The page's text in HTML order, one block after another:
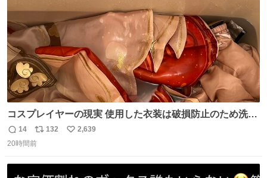
コスプレイヤーの現実 使用した衣装は破損防止のため洗濯
機に入れられないので、大体こんな感じで浸け置きした後
に手洗い…
返
信
14
リ
ポ
ト
132
い
数
2,639
20時間前